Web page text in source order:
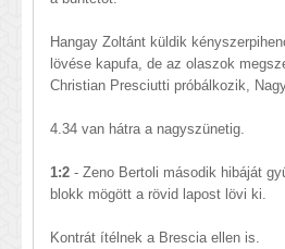
Hangay Zoltánt küldik
lövése kapufa, de az olaszok
Christian Presciutti próbálkozik,
4.34 van hátra a nagyszünetig.
1:2 - Zeno Bertoli második hibáját
blokk mögött a rövid lapost lövi ki.
Kontrát ítélnek a Brescia ellen is.